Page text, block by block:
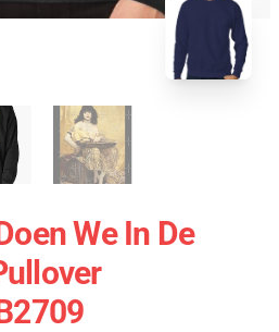
We In De